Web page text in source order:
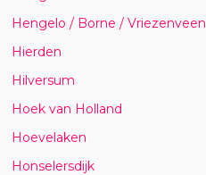
Hengelo / Borne / Vriezenveen
Hierden
Hilversum
Hoek van Holland
Hoevelaken
Honselersdijk